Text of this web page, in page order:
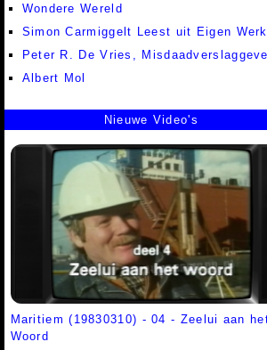
Wondere Wereld
Simon Carmiggelt Leest uit Eigen Werk
Peter R. De Vries,
Albert Mol
Nieuwe Video's
Maritiem (19830310) - 04 - Zeelui aan
Woord